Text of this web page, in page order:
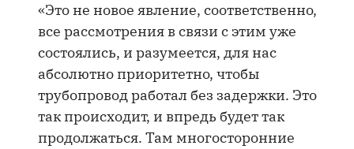
«Это не новое явление, соответственно,
все рассмотрения в связи с этим уже
состоялись, и разумеется, для нас
абсолютно приоритетно, чтобы
трубопровод работал без задержки. Это
так происходит, и впредь будет так
продолжаться. Там многосторонние